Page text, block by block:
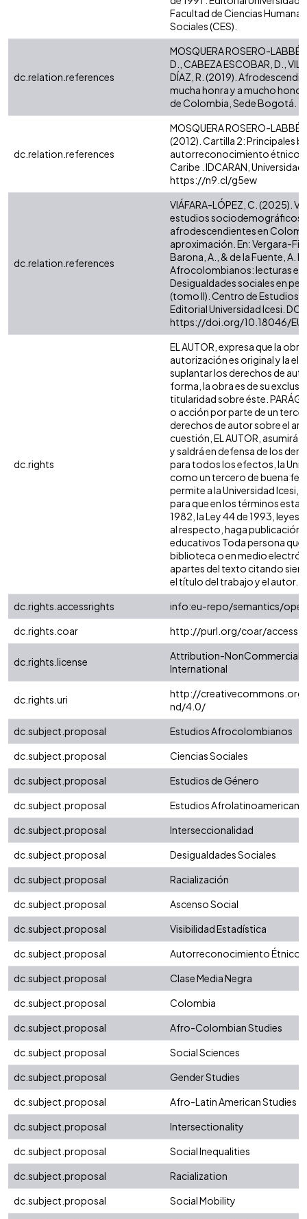
Facultad de Ciencias
Sociales (CES).
dc.relation.references
MOSQUERA ROSERO-LABBÉ,
D., CABEZA ESCOBAR, D.,
DÍAZ, R. (2019).
mucha honra y a mucho
de Colombia, Sede Bogotá.
dc.relation.references
MOSQUERA ROSERO-LABBÉ,
(2012). Cartilla 2: Principales
autorreconocimiento étnico-
Caribe . IDCARAN,
https://n9.cl/g5ew
dc.relation.references
VIÁFARA-LÓPEZ, C. (2025).
estudios sociodemográficos
afrodescendientes en
aproximación. En: Vergara-
Barona, A., & de la Fuente, A.
Afrocolombianos: lecturas
Desigualdades sociales en
(tomo II). Centro de Estudios
Editorial Universidad Icesi. DOI:
https://doi.org/10.18046/
dc.rights
EL AUTOR, expresa que la
autorización es original y la
suplantar los derechos de
forma, la obra es de su
titularidad sobre éste.
o acción por parte de un
derechos de autor sobre el
cuestión, EL AUTOR, asumirá
y saldrá en defensa de los
para todos los efectos, la
como un tercero de buena fe.
permite a la Universidad Icesi,
para que en los términos
1982, la Ley 44 de 1993, leyes
al respecto, haga publicación
educativos Toda persona que
biblioteca o en medio
apartes del texto citando
el título del trabajo y el autor.
dc.rights.accessrights
info:eu-repo/semantics/
dc.rights.coar
http://purl.org/coar/
dc.rights.license
Attribution-NonCommercial-
International
dc.rights.uri
http://
nd/4.0/
dc.subject.proposal
Estudios Afrocolombianos
dc.subject.proposal
Ciencias Sociales
dc.subject.proposal
Estudios de Género
dc.subject.proposal
Estudios
dc.subject.proposal
Interseccionalidad
dc.subject.proposal
Desigualdades Sociales
dc.subject.proposal
Racialización
dc.subject.proposal
Ascenso Social
dc.subject.proposal
Visibilidad Estadística
dc.subject.proposal
Autorreconocimiento Étnico-
dc.subject.proposal
Clase Media Negra
dc.subject.proposal
Colombia
dc.subject.proposal
Afro-Colombian Studies
dc.subject.proposal
Social Sciences
dc.subject.proposal
Gender Studies
dc.subject.proposal
Afro-Latin American Studies
dc.subject.proposal
Intersectionality
dc.subject.proposal
Social Inequalities
dc.subject.proposal
Racialization
dc.subject.proposal
Social Mobility